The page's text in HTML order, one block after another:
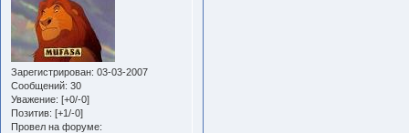
Зарегистрирован: 03-03-2007
Сообщений: 30
Уважение: [+0/-0]
Позитив: [+1/-0]
Провел на форуме: